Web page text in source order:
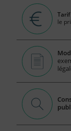
le